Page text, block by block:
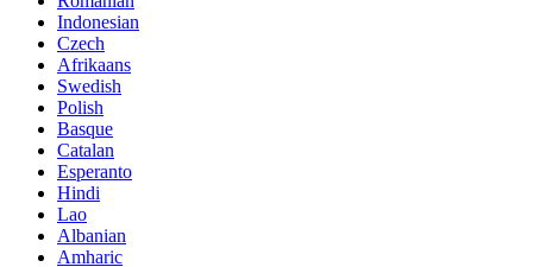
Indonesian
Czech
Afrikaans
Swedish
Polish
Basque
Catalan
Esperanto
Hindi
Lao
Albanian
Amharic